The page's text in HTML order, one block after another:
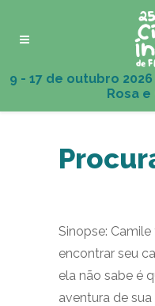
Sinopse:
encontrar seu
ela não sabe é
aventura de sua